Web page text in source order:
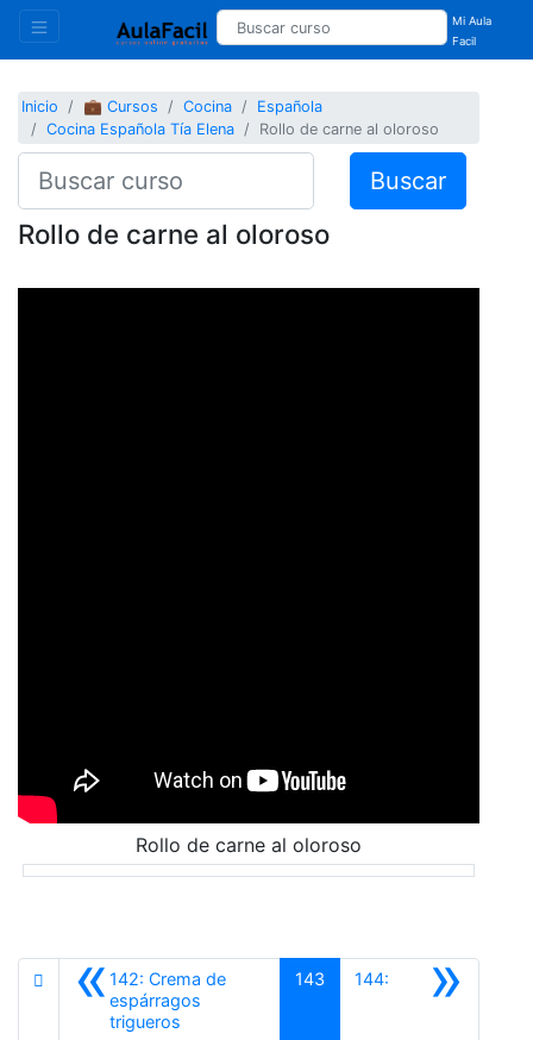
Mi Aula
Facil
Inicio 💼 Cursos Cocina
Española
Cocina Española Tía Elena
Rollo de carne al oloroso
Buscar
Rollo de carne al oloroso
Rollo de carne al oloroso
«142: Crema de
espárragos
trigueros
143 »
144: